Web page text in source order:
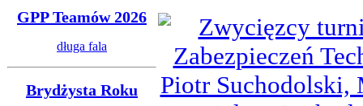
GPP Teamów 2026
długa fala
Brydżysta Roku